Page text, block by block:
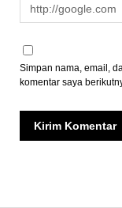
Simpan nama, email,
komentar saya